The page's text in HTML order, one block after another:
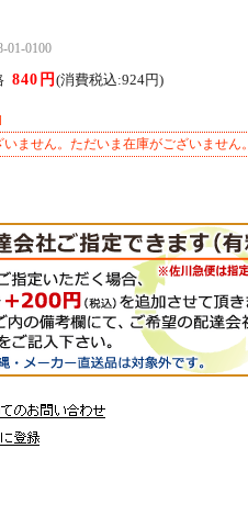
0100
840円(消費税込:924円)
ません。ただいま在庫がございません。